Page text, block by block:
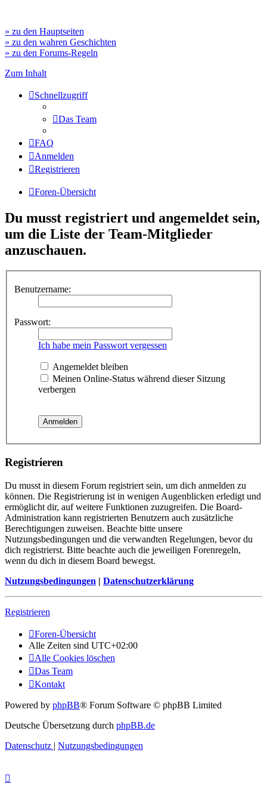
» zu den Hauptseiten
» zu den wahren Geschichten
» zu den Forums-Regeln
Zum Inhalt
Schnellzugriff
Das Team
FAQ
Anmelden
Registrieren
Foren-Übersicht
Du musst registriert und angemeldet sein,
um die Liste der Team-Mitglieder
anzuschauen.
Benutzername:
Passwort:
Ich habe mein Passwort vergessen
Angemeldet bleiben
Meinen Online-Status während dieser Sitzung
verbergen
Registrieren
Du musst in diesem Forum registriert sein, um dich anmelden zu
können. Die Registrierung ist in wenigen Augenblicken erledigt und
ermöglicht dir, auf weitere Funktionen zuzugreifen. Die Board-
Administration kann registrierten Benutzern auch zusätzliche
Berechtigungen zuweisen. Beachte bitte unsere
Nutzungsbedingungen und die verwandten Regelungen, bevor du
dich registrierst. Bitte beachte auch die jeweiligen Forenregeln,
wenn du dich in diesem Board bewegst.
Nutzungsbedingungen | Datenschutzerklärung
Registrieren
Foren-Übersicht
Alle Zeiten sind UTC+02:00
Alle Cookies löschen
Das Team
Kontakt
Powered by phpBB® Forum Software © phpBB Limited
Deutsche Übersetzung durch phpBB.de
Datenschutz | Nutzungsbedingungen